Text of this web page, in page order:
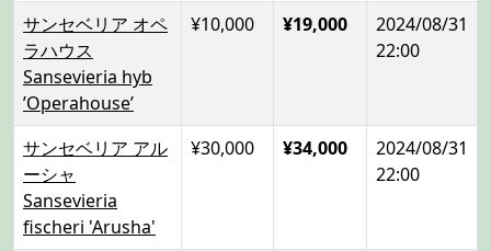
サンセベリア オペ
ラハウス
Sansevieria hyb
’Operahouse’
¥10,000 ¥19,000
2024/08/31
22:00
サンセベリア アル
ーシャ
Sansevieria
fischeri 'Arusha'
¥30,000 ¥34,000
2024/08/31
22:00